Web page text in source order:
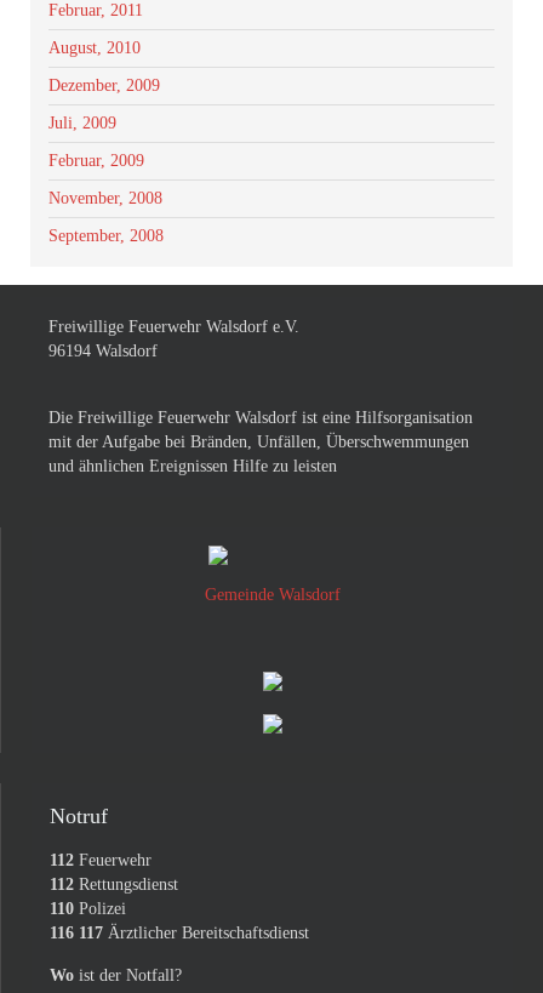
Februar, 2011
August, 2010
Dezember, 2009
Juli, 2009
Februar, 2009
November, 2008
September, 2008
Freiwillige Feuerwehr Walsdorf e.V.
96194 Walsdorf
Die Freiwillige Feuerwehr Walsdorf ist eine Hilfsorganisation
mit der Aufgabe bei Bränden, Unfällen, Überschwemmungen
und ähnlichen Ereignissen Hilfe zu leisten
Gemeinde Walsdorf
Notruf
112 Feuerwehr
112 Rettungsdienst
110 Polizei
116 117 Ärztlicher Bereitschaftsdienst
Wo ist der Notfall?